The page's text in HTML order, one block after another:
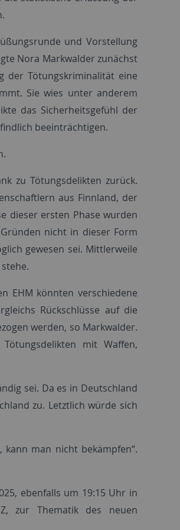
und Vorstellung
Nora Markwalder zunächst
der Tötungskriminalität eine
Sie wies unter anderem
das Sicherheitsgefühl der
beeinträchtigen.
zu Tötungsdelikten zurück.
aus Finnland, der
dieser ersten Phase wurden
nicht in dieser Form
gewesen sei. Mittlerweile
EHM könnten verschiedene
Rückschlüsse auf die
werden, so Markwalder.
mit Waffen,
sei. Da es in Deutschland
zu. Letztlich würde sich
man nicht bekämpfen“.
ebenfalls um 19:15 Uhr in
zur Thematik des neuen